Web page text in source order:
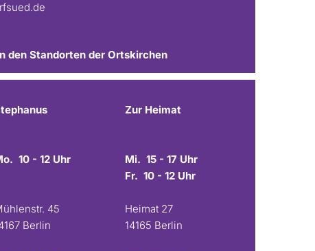
den Standorten der Ortskirchen
10 - 12 Uhr
45
Berlin
Zur Heimat
Mi. 15 - 17 Uhr
Fr. 10 - 12 Uhr
Heimat 27
14165 Berlin